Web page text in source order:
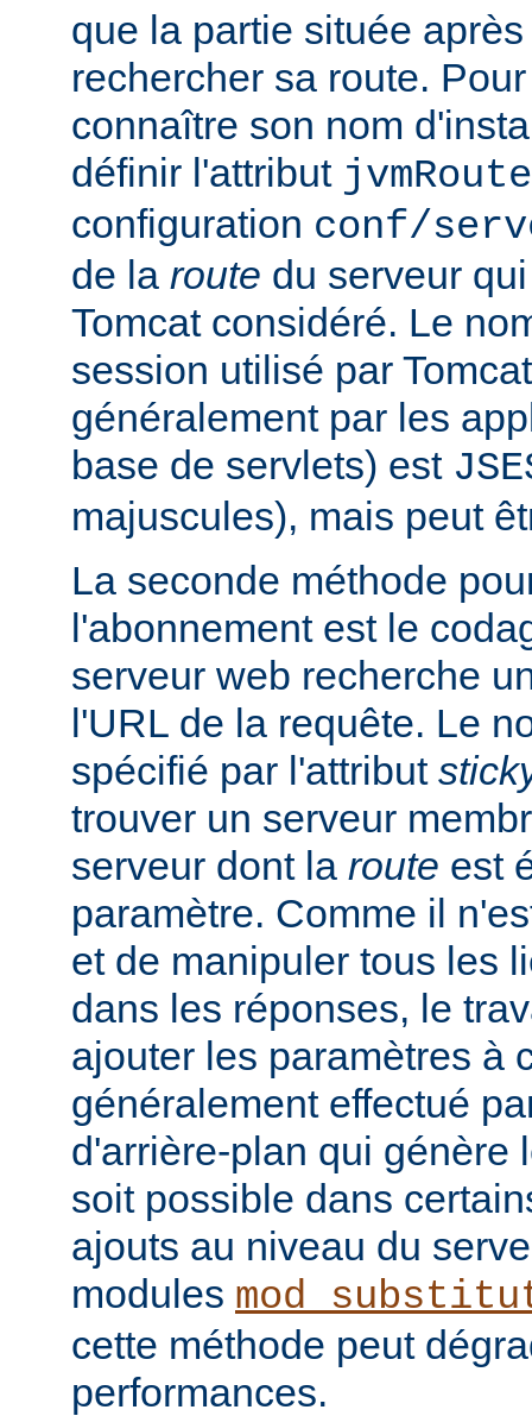
que la partie située
rechercher sa route.
connaître son nom
définir l'attribut jvmRoute
configuration conf/
de la route du serveur
Tomcat considéré. Le
session utilisé par
généralement par les
base de servlets) est
majuscules), mais peut
La seconde méthode
l'abonnement est le
serveur web recherche
l'URL de la requête. Le
spécifié par l'attribut
trouver un serveur
serveur dont la route est
paramètre. Comme il
et de manipuler tous les
dans les réponses, le
ajouter les paramètres à
généralement effectué
d'arrière-plan qui génère
soit possible dans
ajouts au niveau du
modules
cette méthode peut
performances.